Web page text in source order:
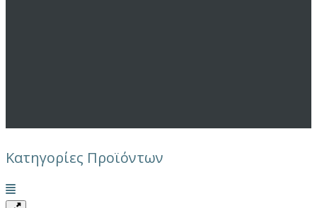
Κατηγορίες Προϊόντων
Μενού